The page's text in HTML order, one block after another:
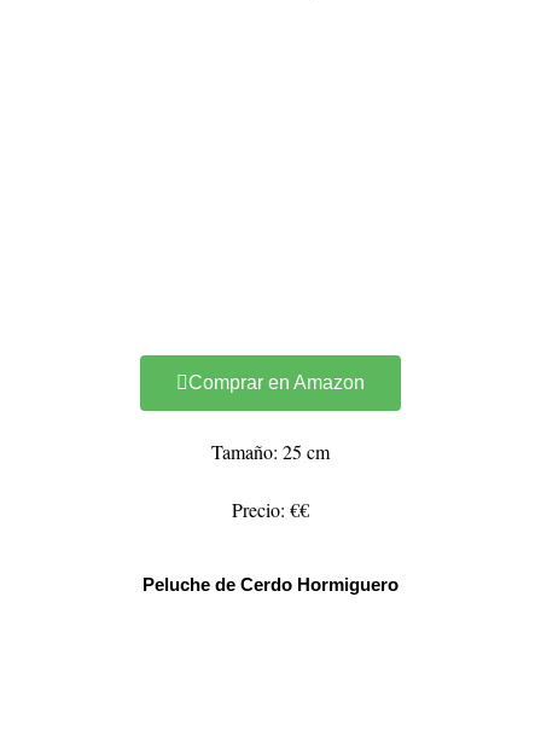
Comprar en Amazon
Tamaño: 25 cm
Precio: €€
Peluche de Cerdo Hormiguero